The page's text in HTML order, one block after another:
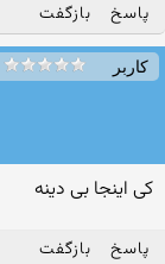
پاسخ بازگفت
کاربر
کی اینجا بی دینه
پاسخ بازگفت